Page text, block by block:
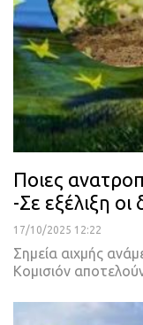
Ποιες
-Σε εξέλιξη
17/10/2025 12:22
Σημεία αιχμής
Κομισιόν